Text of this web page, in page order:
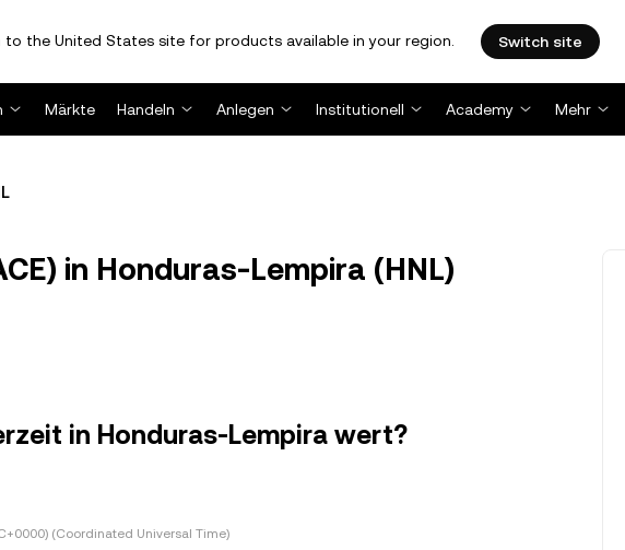
the United States site for products available in your region. Switch site
Märkte Handeln Anlegen Institutionell Academy Mehr
in Honduras-Lempira (HNL)
in Honduras-Lempira wert?
(Coordinated Universal Time)